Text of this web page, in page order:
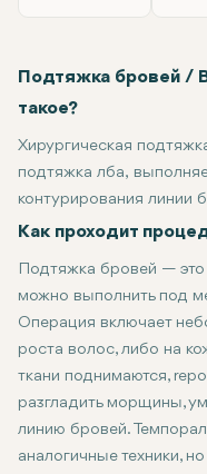
Подтяжка бровей /
такое?
Хирургическая
подтяжка лба,
контурирования линии
морщин для более
брови и виски для
Как проходит
Подтяжка бровей — это
можно выполнить под
Операция включает
роста волос, либо на
ткани поднимаются,
разгладить морщины,
линию бровей.
аналогичные техники,